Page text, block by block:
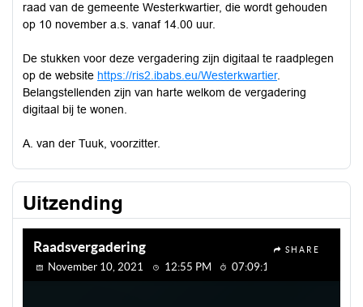
raad van de gemeente Westerkwartier, die wordt gehouden
op 10 november a.s. vanaf 14.00 uur.
De stukken voor deze vergadering zijn digitaal te raadplegen
op de website https://ris2.ibabs.eu/Westerkwartier.
Belangstellenden zijn van harte welkom de vergadering
digitaal bij te wonen.
A. van der Tuuk, voorzitter.
Uitzending